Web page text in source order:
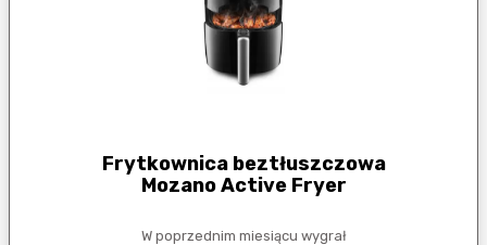
Frytkownica beztłuszczowa
Mozano Active Fryer
W poprzednim miesiącu wygrał